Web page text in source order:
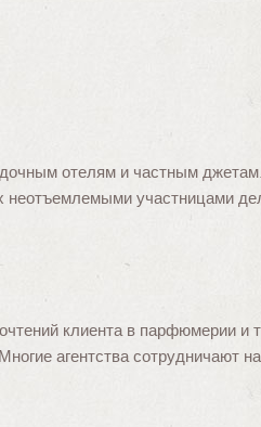
отелям и частным
неотъемлемыми участницами
клиента в парфюмерии и
агентства сотрудничают